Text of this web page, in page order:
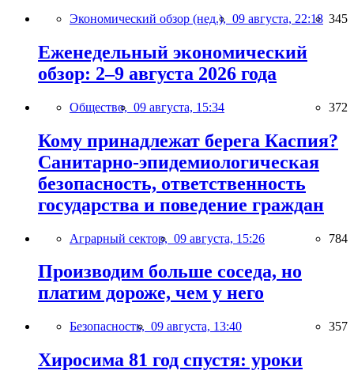
Экономический обзор (нед.), 09 августа, 22:18 345
Еженедельный экономический
обзор: 2–9 августа 2026 года
Общество, 09 августа, 15:34 372
Кому принадлежат берега Каспия?
Санитарно-эпидемиологическая
безопасность, ответственность
государства и поведение граждан
Аграрный сектор, 09 августа, 15:26 784
Производим больше соседа, но
платим дороже, чем у него
Безопасность, 09 августа, 13:40 357
Хиросима 81 год спустя: уроки